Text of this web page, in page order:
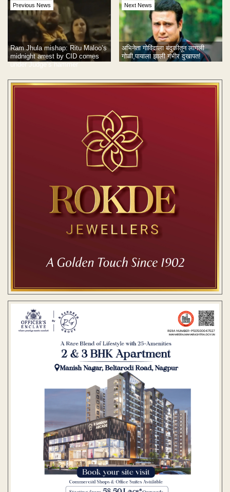
Previous News
Ram Jhula mishap: Ritu Maloo’s
midnight arrest by CID comes
under Judge’s hammer
Next News
अभिनेता गोविंदाला बंदुकीतून लागली
गोळी,पायाला झाली गंभीर दुखापत!